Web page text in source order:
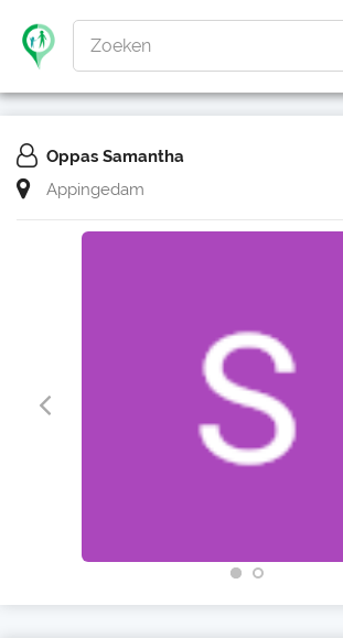
Zoeken
Oppas Samantha
Appingedam